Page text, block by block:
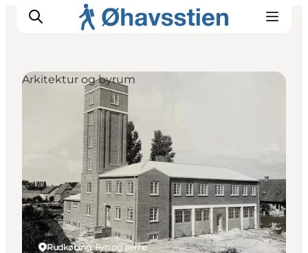
Inspiration
Vandreruter
Planlægning
Rudkøbing, Fyn og øerne
Arkitektur og byrum